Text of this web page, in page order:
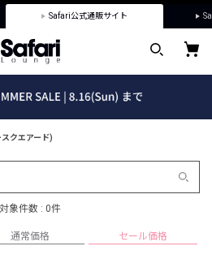
Safari公式通販サイト
クエアード)
対象件数 : 0件
通常価格 セール価格